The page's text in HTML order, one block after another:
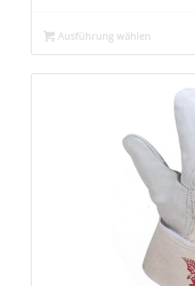
Ausführung wählen